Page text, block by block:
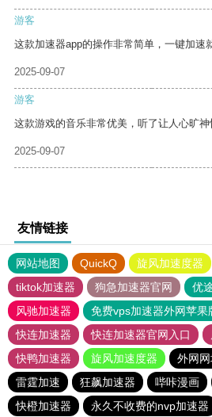
游客
这款加速器app的操作非常简单，一键加速
2025-09-07
游客
这款游戏的音乐非常优美，听了让人心旷神
2025-09-07
友情链接
网站地图 QuickQ 旋风加速度器
tiktok加速器
狗急加速器官网
优
风驰加速器
免费vps加速器外网苹果
快连加速器
快连加速器官网入口
快鸭加速器
旋风加速度器 外网
雷霆加速
狂飙加速器 哔咔漫画
快橙加速器
永久不收费的nvp加速器